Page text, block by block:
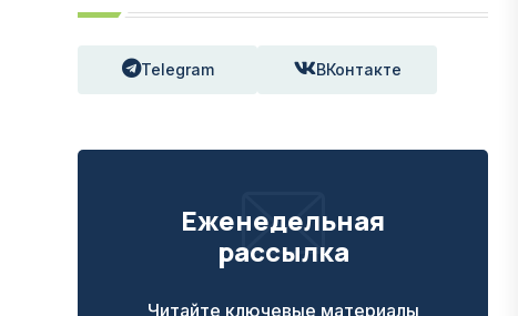
Telegram ВКонтакте
Еженедельная
рассылка
Читайте ключевые материалы